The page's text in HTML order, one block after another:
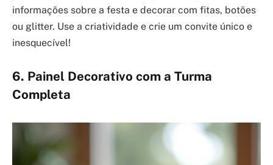
informações sobre a festa e decorar com fitas, botões
ou glitter. Use a criatividade e crie um convite único e
inesquecível!
6. Painel Decorativo com a Turma
Completa